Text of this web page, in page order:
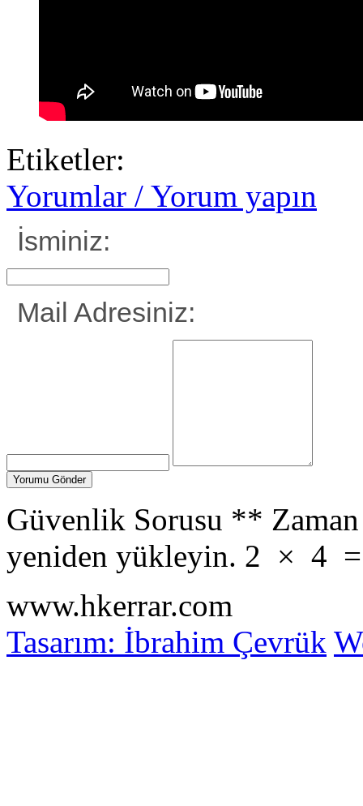
Etiketler:
Yorumlar / Yorum yapın
İsminiz:
Mail Adresiniz:
Güvenlik Sorusu **
yeniden yükleyin. 2 × 4
www.hkerrar.com
Tasarım: İbrahim Çevrük